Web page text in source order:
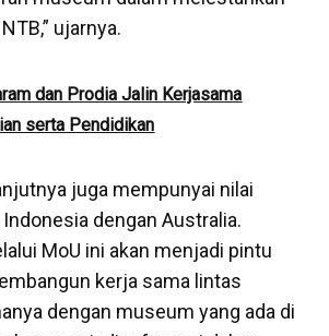
ujarnya.
dan Prodia Jalin Kerjasama
serta Pendidikan
juga mempunyai nilai
dengan Australia.
MoU ini akan menjadi pintu
kerja sama lintas
dengan museum yang ada di